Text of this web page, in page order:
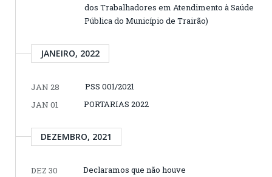
dos Trabalhadores em Atendimento à Saúde
Pública do Município de Trairão)
JANEIRO, 2022
JAN 28
PSS 001/2021
JAN 01
PORTARIAS 2022
DEZEMBRO, 2021
DEZ 30
Declaramos que não houve